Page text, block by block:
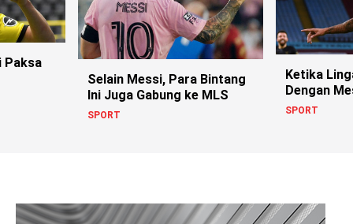
Paksa
Selain Messi, Para Bintang
Ini Juga Gabung ke MLS
SPORT
Ketika
Dengan
SPORT